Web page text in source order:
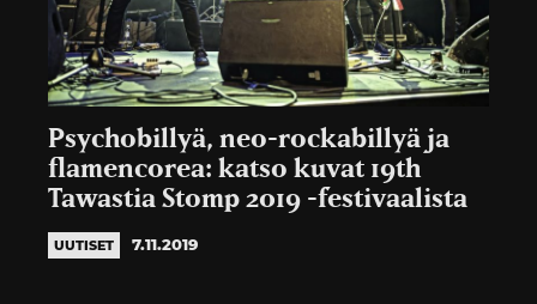
Psychobillyä, neo-rockabillyä ja
flamencorea: katso kuvat 19th
Tawastia Stomp 2019 -festivaalista
UUTISET 7.11.2019